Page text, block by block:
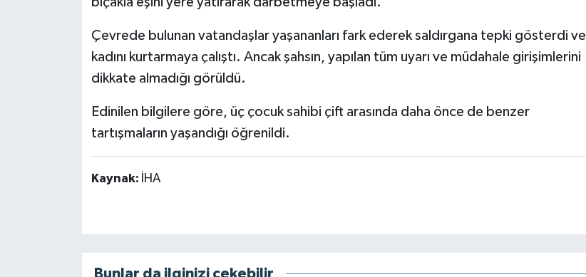
Çevrede bulunan vatandaşlar yaşananları fark ederek saldırgana tepki gösterdi ve
kadını kurtarmaya çalıştı. Ancak şahsın, yapılan tüm uyarı ve müdahale girişimlerini
dikkate almadığı görüldü.
Edinilen bilgilere göre, üç çocuk sahibi çift arasında daha önce de benzer
tartışmaların yaşandığı öğrenildi.
Kaynak: İHA
Bunlar da ilginizi çekebilir